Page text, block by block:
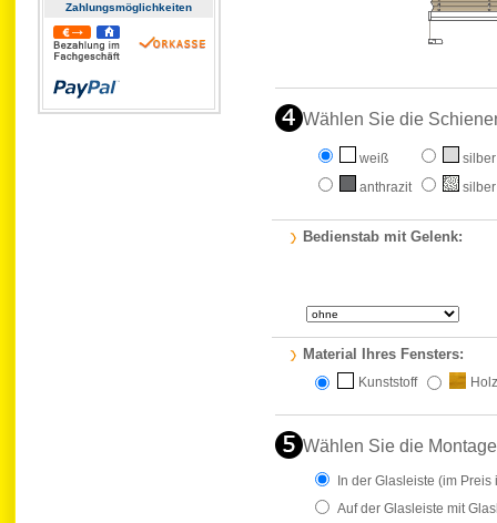
Zahlungs­möglichkeiten
Wählen Sie die
weiß
silber
anthrazit
Bedienstab mit Gelenk:
Material Ihres Fensters:
Kunststoff Holz
Wählen Sie die
In der Glasleiste (im Preis
Auf der Glasleiste mit